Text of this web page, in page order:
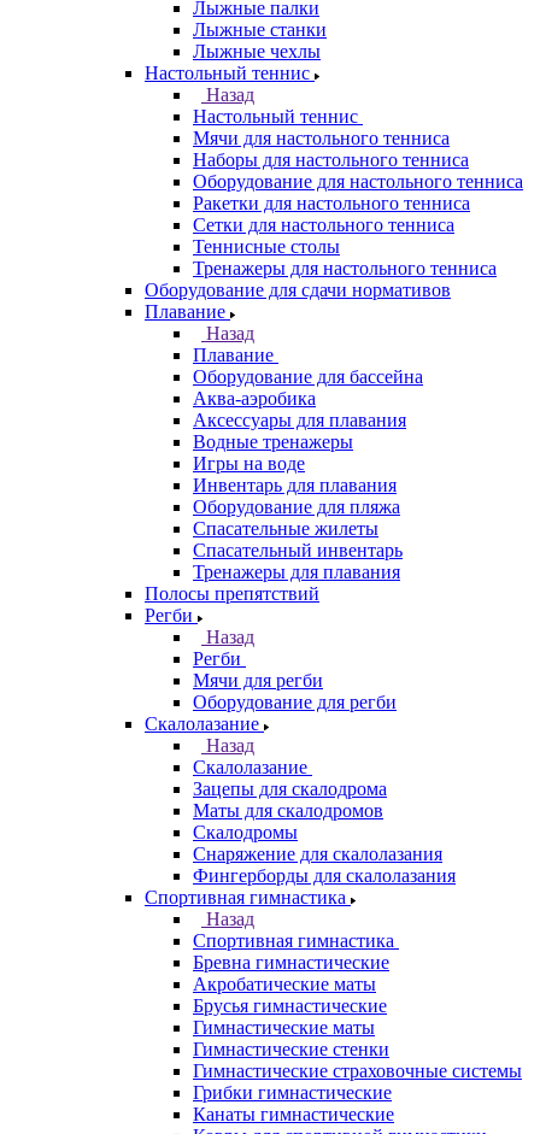
Лыжные палки
Лыжные станки
Лыжные чехлы
Настольный теннис
Назад
Настольный теннис
Мячи для настольного тенниса
Наборы для настольного тенниса
Оборудование для настольного тенниса
Ракетки для настольного тенниса
Сетки для настольного тенниса
Теннисные столы
Тренажеры для настольного тенниса
Оборудование для сдачи нормативов
Плавание
Назад
Плавание
Оборудование для бассейна
Аква-аэробика
Аксессуары для плавания
Водные тренажеры
Игры на воде
Инвентарь для плавания
Оборудование для пляжа
Спасательные жилеты
Спасательный инвентарь
Тренажеры для плавания
Полосы препятствий
Регби
Назад
Регби
Мячи для регби
Оборудование для регби
Скалолазание
Назад
Скалолазание
Зацепы для скалодрома
Маты для скалодромов
Скалодромы
Снаряжение для скалолазания
Фингерборды для скалолазания
Спортивная гимнастика
Назад
Спортивная гимнастика
Бревна гимнастические
Акробатические маты
Брусья гимнастические
Гимнастические маты
Гимнастические стенки
Гимнастические страховочные системы
Грибки гимнастические
Канаты гимнастические